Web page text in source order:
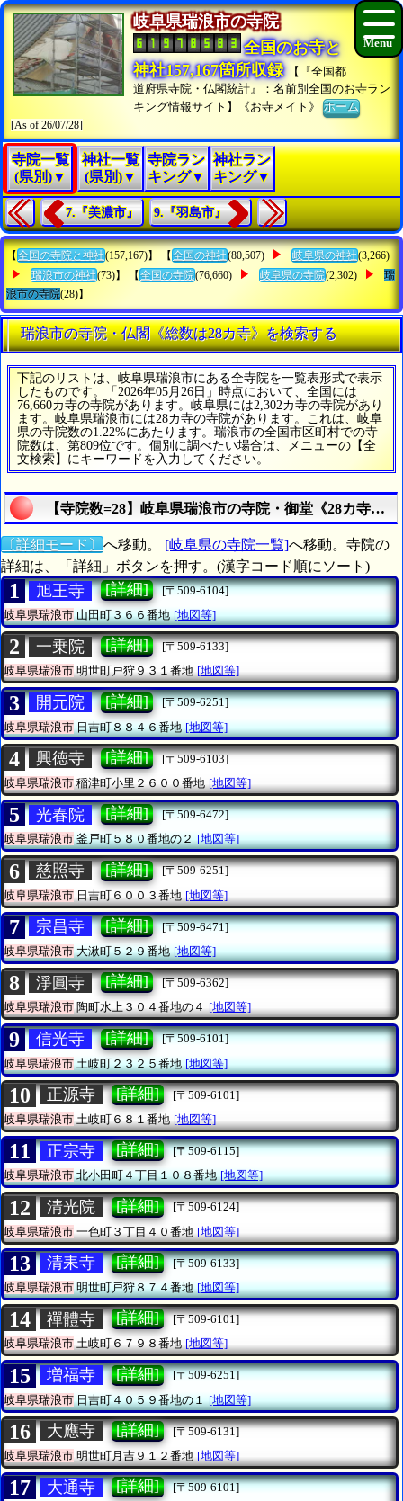
岐阜県瑞浪市の寺院
全国のお寺と
神社157,167箇所収録
【『全国都
道府県寺院・仏閣統計』：名前別全国のお寺ラン
キング情報サイト】《お寺メイト》ホーム
[As of 26/07/28]
寺院一覧
(県別)▼
神社一覧
(県別)▼
寺院ラン
キング▼
神社ラン
キング▼
7.『美濃市』 9.『羽島市』
【 全国の寺院と神社(157,167)】 【 全国の神社(80,507) 岐阜県の神社(3,266)
瑞浪市の神社(73)】 【 全国の寺院(76,660) 岐阜県の寺院(2,302)
瑞
浪市の寺院(28)】
瑞浪市の寺院・仏閣《総数は28カ寺》を検索する
下記のリストは、岐阜県瑞浪市にある全寺院を一覧表形式で表示
したものです。「2026年05月26日」時点において、全国には
76,660カ寺の寺院があります。岐阜県には2,302カ寺の寺院があり
ます。岐阜県瑞浪市には28カ寺の寺院があります。これは、岐阜
県の寺院数の1.22%にあたります。瑞浪市の全国市区町村での寺
院数は、第809位です。個別に調べたい場合は、メニューの【全
文検索】にキーワードを入力してください。
【寺院数=28】岐阜県瑞浪市の寺院・御堂《28カ寺》
〔詳細モード〕 へ移動。 [岐阜県の寺院一覧]へ移動。寺院の
詳細は、「詳細」ボタンを押す。(漢字コード順にソート)
1 旭王寺 [詳細]
[〒509-6104]
岐阜県瑞浪市山田町３６６番地 [地図等]
2 一乗院 [詳細]
[〒509-6133]
岐阜県瑞浪市明世町戸狩９３１番地 [地図等]
3 開元院 [詳細]
[〒509-6251]
岐阜県瑞浪市日吉町８８４６番地 [地図等]
4 興徳寺 [詳細]
[〒509-6103]
岐阜県瑞浪市 稲津町小里２６００番地 [地図等]
5 光春院 [詳細]
[〒509-6472]
岐阜県瑞浪市釜戸町５８０番地の２ [地図等]
6 慈照寺 [詳細]
[〒509-6251]
岐阜県瑞浪市 日吉町６００３番地 [地図等]
7 宗昌寺 [詳細]
[〒509-6471]
岐阜県瑞浪市大湫町５２９番地 [地図等]
8 淨圓寺 [詳細]
[〒509-6362]
岐阜県瑞浪市陶町水上３０４番地の４ [地図等]
9 信光寺 [詳細]
[〒509-6101]
岐阜県瑞浪市土岐町２３２５番地 [地図等]
10 正源寺 [詳細]
[〒509-6101]
岐阜県瑞浪市 土岐町６８１番地 [地図等]
11 正宗寺 [詳細]
[〒509-6115]
岐阜県瑞浪市北小田町４丁目１０８番地 [地図等]
12 清光院 [詳細]
[〒509-6124]
岐阜県瑞浪市 一色町３丁目４０番地 [地図等]
13 清耒寺 [詳細]
[〒509-6133]
岐阜県瑞浪市明世町戸狩８７４番地 [地図等]
14 禪體寺 [詳細]
[〒509-6101]
岐阜県瑞浪市土岐町６７９８番地 [地図等]
15 増福寺 [詳細]
[〒509-6251]
岐阜県瑞浪市日吉町４０５９番地の１ [地図等]
16 大應寺 [詳細]
[〒509-6131]
岐阜県瑞浪市 明世町月吉９１２番地 [地図等]
17 大通寺 [詳細]
[〒509-6101]